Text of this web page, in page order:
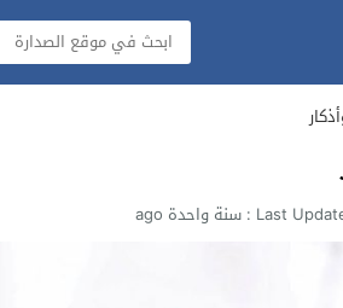
Last سنة واحدة ago